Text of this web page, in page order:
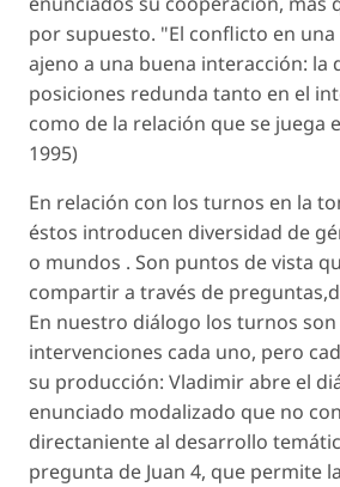
por supuesto. "El conflicto en
ajeno a una buena interacción: la
posiciones redunda tanto en el
como de la relación que se juega
1995)
En relación con los turnos en la
éstos introducen diversidad de
o mundos . Son puntos de vista
compartir a través de
En nuestro diálogo los turnos
intervenciones cada uno, pero
su producción: Vladimir abre el
enunciado modalizado que no
directaniente al desarrollo
pregunta de Juan 4, que permite